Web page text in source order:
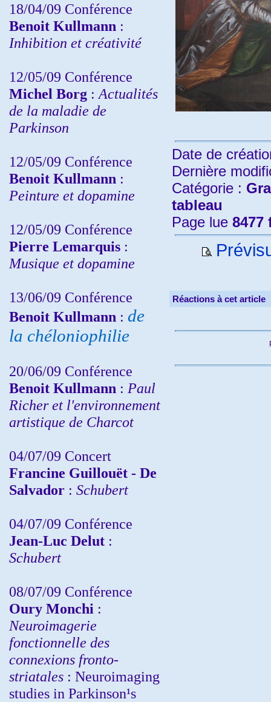
18/04/09 Conférence
Benoit Kullmann :
Inhibition et créativité
12/05/09 Conférence
Michel Borg : Actualités
de la maladie de
Parkinson
12/05/09 Conférence
Benoit Kullmann :
Peinture et dopamine
12/05/09 Conférence
Pierre Lemarquis :
Musique et dopamine
13/06/09 Conférence
Benoit Kullmann : de
la chéloniophilie
20/06/09 Conférence
Benoit Kullmann : Paul
Richer et l'environnement
artistique de Charcot
04/07/09 Concert
Francine Guillouët - De
Salvador : Schubert
04/07/09 Conférence
Jean-Luc Delut :
Schubert
08/07/09 Conférence
Oury Monchi :
Neuroimagerie
fonctionnelle des
connexions fronto-
striatales : Neuroimaging
studies in Parkinson¹s
Date de
Dernière
Catégorie :
tableau
Page lue 8477
Réactions à cet article